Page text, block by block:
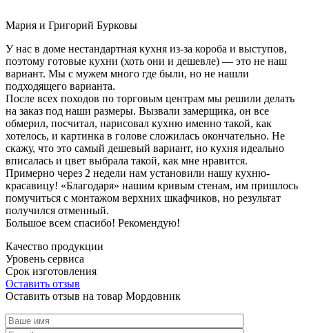
Мария и Григорий Бурковы
У нас в доме нестандартная кухня из-за короба и выступов,
поэтому готовые кухни (хоть они и дешевле) — это не наш
вариант. Мы с мужем много где были, но не нашли
подходящего варианта.
После всех походов по торговым центрам мы решили делать
на заказ под наши размеры. Вызвали замерщика, он все
обмерил, посчитал, нарисовал кухню именно такой, как
хотелось, и картинка в голове сложилась окончательно. Не
скажу, что это самый дешевый вариант, но кухня идеально
вписалась и цвет выбрала такой, как мне нравится.
Примерно через 2 недели нам установили нашу кухню-
красавицу! «Благодаря» нашим кривым стенам, им пришлось
помучиться с монтажом верхних шкафчиков, но результат
получился отменный.
Большое всем спасибо! Рекомендую!
Качество продукции
Уровень сервиса
Срок изготовления
Оставить отзыв
Оставить отзыв на товар Мордовник